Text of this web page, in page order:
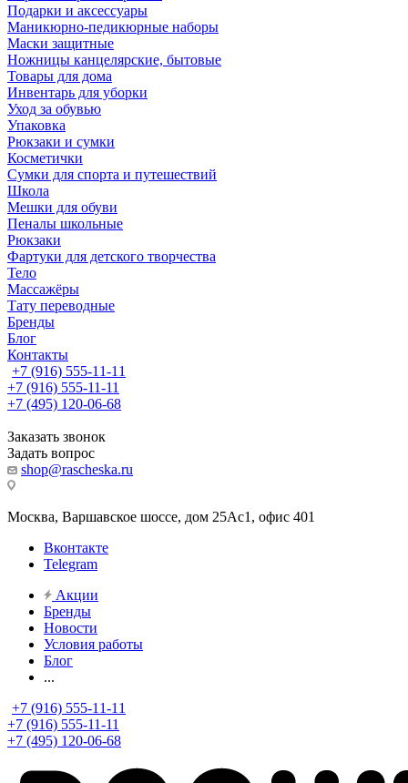
Подарки и аксессуары
Маникюрно-педикюрные наборы
Маски защитные
Ножницы канцелярские, бытовые
Товары для дома
Инвентарь для уборки
Уход за обувью
Упаковка
Рюкзаки и сумки
Косметички
Сумки для спорта и путешествий
Школа
Мешки для обуви
Пеналы школьные
Рюкзаки
Фартуки для детского творчества
Тело
Массажёры
Тату переводные
Бренды
Блог
Контакты
+7 (916) 555-11-11
+7 (916) 555-11-11
+7 (495) 120-06-68
Заказать звонок
Задать вопрос
shop@rascheska.ru
Москва, Варшавское шоссе, дом 25Аc1, офис 401
Вконтакте
Telegram
Акции
Бренды
Новости
Условия работы
Блог
...
+7 (916) 555-11-11
+7 (916) 555-11-11
+7 (495) 120-06-68